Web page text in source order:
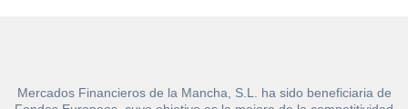
Mercados Financieros de la Mancha, S.L. ha sido beneficiaria de